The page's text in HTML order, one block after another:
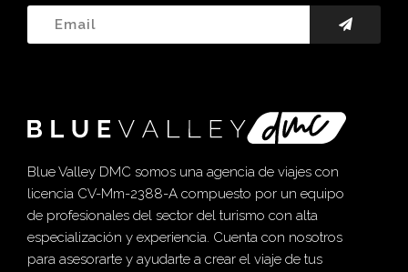
Blue Valley DMC somos una agencia de viajes con
licencia CV-Mm-2388-A compuesto por un equipo
de profesionales del sector del turismo con alta
especialización y experiencia. Cuenta con nosotros
para asesorarte y ayudarte a crear el viaje de tus